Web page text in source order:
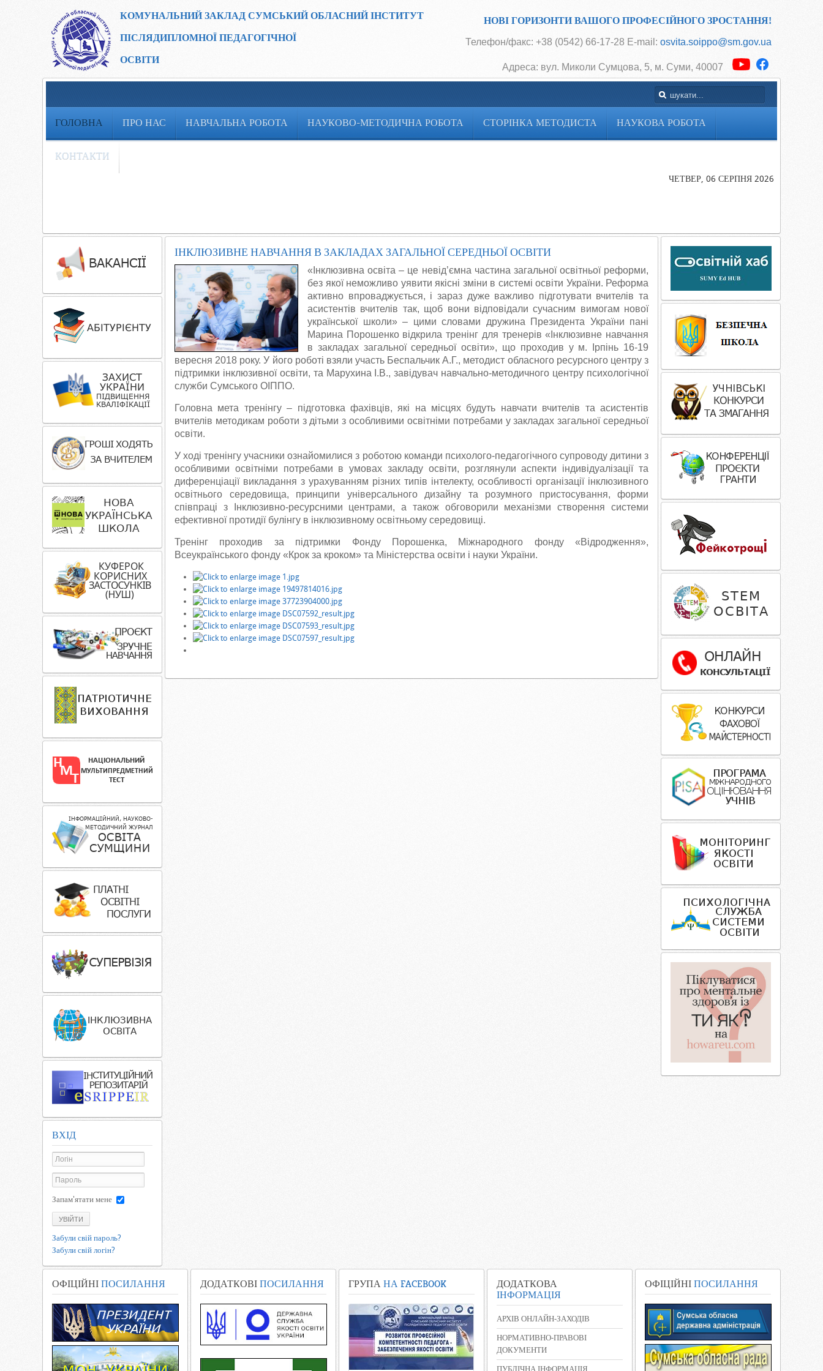
КОМУНАЛЬНИЙ ЗАКЛАД СУМСЬКИЙ ОБЛАСНИЙ ІНСТИТУТ
ПІСЛЯДИПЛОМНОЇ ПЕДАГОГІЧНОЇ
ОСВІТИ
НОВІ ГОРИЗОНТИ ВАШОГО ПРОФЕСІЙНОГО ЗРОСТАННЯ!
Телефон/факс: +38 (0542) 66-17-28 E-mail: osvita.soippo@sm.gov.ua
Адреса: вул. Миколи Сумцова, 5, м. Суми, 40007
ГОЛОВНА ПРО НАС НАВЧАЛЬНА РОБОТА НАУКОВО-МЕТОДИЧНА РОБОТА СТОРІНКА МЕТОДИСТА НАУКОВА РОБОТА
КОНТАКТИ
ЧЕТВЕР, 06 СЕРПНЯ 2026
ІНКЛЮЗИВНЕ НАВЧАННЯ В ЗАКЛАДАХ ЗАГАЛЬНОЇ СЕРЕДНЬОЇ ОСВІТИ
«Інклюзивна освіта – це невід’ємна частина загальної освітньої реформи,
без якої неможливо уявити якісні зміни в системі освіти України. Реформа
активно впроваджується, і зараз дуже важливо підготувати вчителів та
асистентів вчителів так, щоб вони відповідали сучасним вимогам нової
української школи» – цими словами дружина Президента України пані
Марина Порошенко відкрила тренінг для тренерів «Інклюзивне навчання
в закладах загальної середньої освіти», що проходив у м. Ірпінь 16-19
вересня 2018 року. У його роботі взяли участь Беспальчик А.Г., методист обласного ресурсного центру з
підтримки інклюзивної освіти, та Марухина І.В., завідувач навчально-методичного центру психологічної
служби Сумського ОІППО.
Головна мета тренінгу – підготовка фахівців, які на місцях будуть навчати вчителів та асистентів
вчителів методикам роботи з дітьми з особливими освітніми потребами у закладах загальної середньої
освіти.
У ході тренінгу учасники ознайомилися з роботою команди психолого-педагогічного супроводу дитини з
особливими освітніми потребами в умовах закладу освіти, розглянули аспекти індивідуалізації та
диференціації викладання з урахуванням різних типів інтелекту, особливості організації інклюзивного
освітнього середовища, принципи універсального дизайну та розумного пристосування, форми
співпраці з Інклюзивно-ресурсними центрами, а також обговорили механізми створення системи
ефективної протидії булінгу в інклюзивному освітньому середовищі.
Тренінг проходив за підтримки Фонду Порошенка, Міжнародного фонду «Відродження»,
Всеукраїнського фонду «Крок за кроком» та Міністерства освіти і науки України.
ВХІД
Запам'ятати мене
УВІЙТИ
Забули свій пароль?
Забули свій логін?
ОФІЦІЙНІ ПОСИЛАННЯ ДОДАТКОВІ ПОСИЛАННЯ ГРУПА НА FACEBOOK
ДОДАТКОВА
ІНФОРМАЦІЯ
АРХІВ ОНЛАЙН-ЗАХОДІВ
НОРМАТИВНО-ПРАВОВІ
ДОКУМЕНТИ
ПУБЛІЧНА ІНФОРМАЦІЯ
ОФІЦІЙНІ ПОСИЛАННЯ